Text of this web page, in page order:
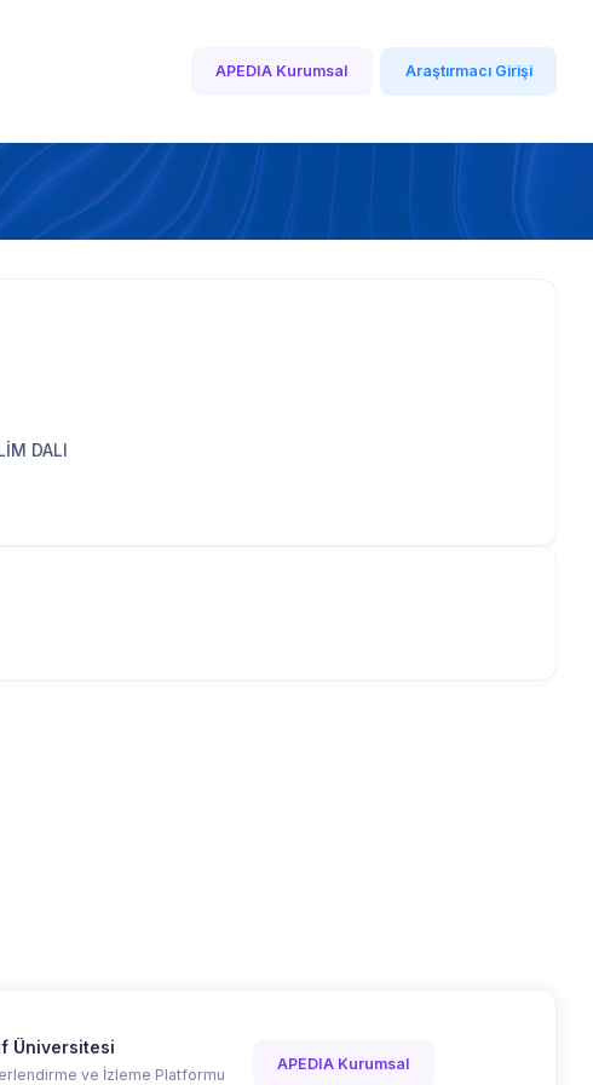
APEDIA Kurumsal Araştırmacı Girişi
DALI
Üniversitesi
ve İzleme Platformu
APEDIA Kurumsal